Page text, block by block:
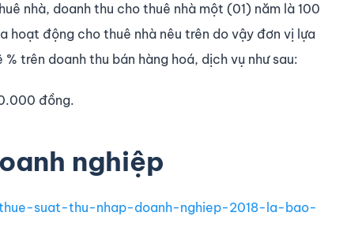
nhà, doanh thu cho thuê nhà một (01) năm là 100
hoạt động cho thuê nhà nêu trên do vậy đơn vị lựa
trên doanh thu bán hàng hoá, dịch vụ như sau:
đồng.
nghiệp
suat-thu-nhap-doanh-nghiep-2018-la-bao-